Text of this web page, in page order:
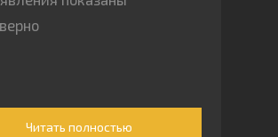
Читать полностью